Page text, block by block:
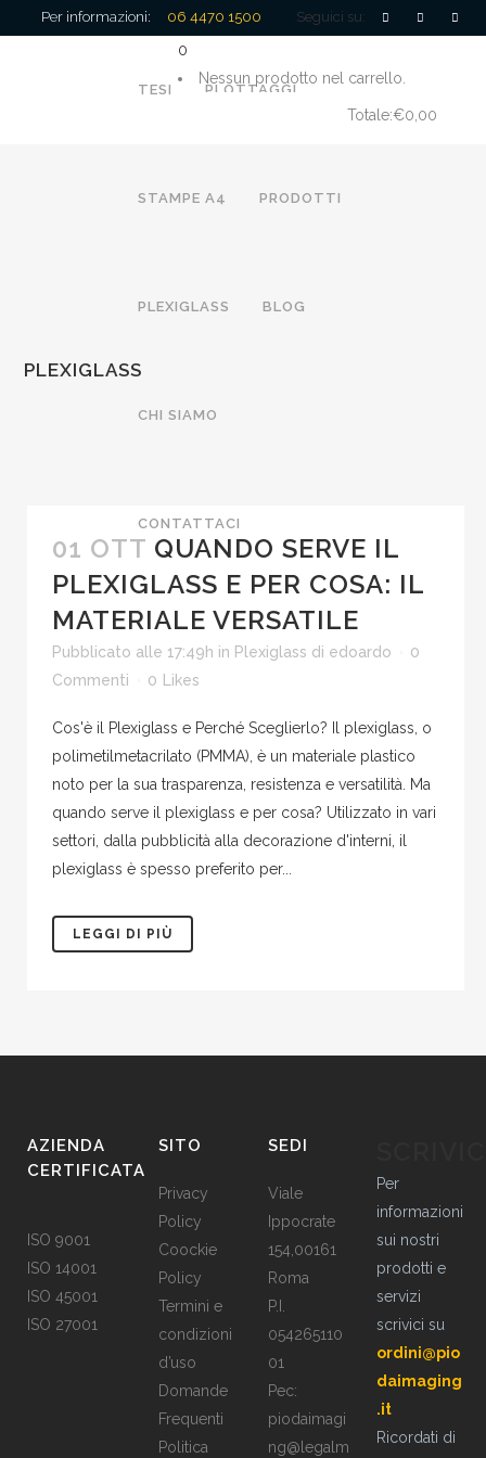
Per informazioni: 06 4470 1500 Seguici su:
0
Nessun prodotto nel carrello.
Totale:€0,00
TESI PLOTTAGGI
STAMPE A4 PRODOTTI
PLEXIGLASS BLOG
CHI SIAMO
CONTATTACI
PLEXIGLASS
01 OTT QUANDO SERVE IL
PLEXIGLASS E PER COSA: IL
MATERIALE VERSATILE
Pubblicato alle 17:49h in Plexiglass di edoardo
0
Commenti
0 Likes
Cos'è il Plexiglass e Perché Sceglierlo? Il plexiglass, o
polimetilmetacrilato (PMMA), è un materiale plastico
noto per la sua trasparenza, resistenza e versatilità. Ma
quando serve il plexiglass e per cosa? Utilizzato in vari
settori, dalla pubblicità alla decorazione d'interni, il
plexiglass è spesso preferito per...
LEGGI DI PIÙ
AZIENDA
CERTIFICATA
ISO 9001
ISO 14001
ISO 45001
ISO 27001
SITO
Privacy
Policy
Coockie
Policy
Termini e
condizioni
d’uso
Domande
Frequenti
Politica
SEDI
Viale
Ippocrate
154,00161
Roma
P.I.
054265110
01
Pec:
piodaimagi
ng@legalm
Per
informazioni
sui nostri
prodotti e
servizi
scrivici su
ordini@pio
daimaging
.it
Ricordati di